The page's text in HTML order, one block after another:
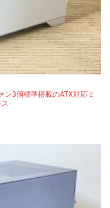
ン3個標準搭載のATX対応ミ